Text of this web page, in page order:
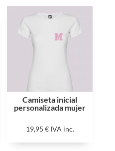
Camiseta inicial
personalizada mujer
19,95 € IVA inc.